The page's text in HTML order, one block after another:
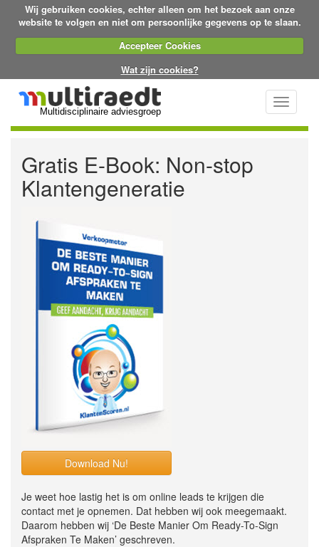
Wij gebruiken cookies, echter alleen om het bezoek aan onze
website te volgen en niet om persoonlijke gegevens op te slaan.
Accepteer Cookies
Wat zijn cookies?
Multidisciplinaire adviesgroep
Toggle
Gratis E-Book: Non-stop
Klantengeneratie
Download Nu!
Je weet hoe lastig het is om online leads te krijgen die
contact met je opnemen. Dat hebben wij ook meegemaakt.
Daarom hebben wij ‘De Beste Manier Om Ready-To-Sign
Afspraken Te Maken’ geschreven.